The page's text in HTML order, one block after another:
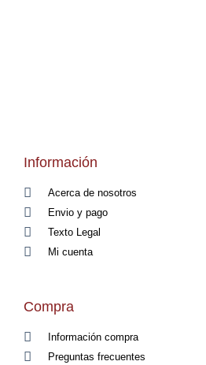
Información
Acerca de nosotros
Envio y pago
Texto Legal
Mi cuenta
Compra
Información compra
Preguntas frecuentes